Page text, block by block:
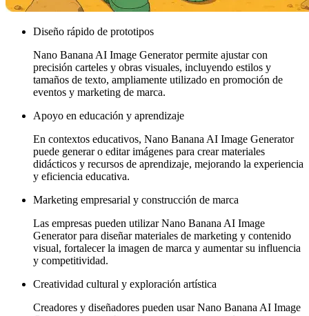
Diseño rápido de prototipos
Nano Banana AI Image Generator permite ajustar con
precisión carteles y obras visuales, incluyendo estilos y
tamaños de texto, ampliamente utilizado en promoción de
eventos y marketing de marca.
Apoyo en educación y aprendizaje
En contextos educativos, Nano Banana AI Image Generator
puede generar o editar imágenes para crear materiales
didácticos y recursos de aprendizaje, mejorando la experiencia
y eficiencia educativa.
Marketing empresarial y construcción de marca
Las empresas pueden utilizar Nano Banana AI Image
Generator para diseñar materiales de marketing y contenido
visual, fortalecer la imagen de marca y aumentar su influencia
y competitividad.
Creatividad cultural y exploración artística
Creadores y diseñadores pueden usar Nano Banana AI Image